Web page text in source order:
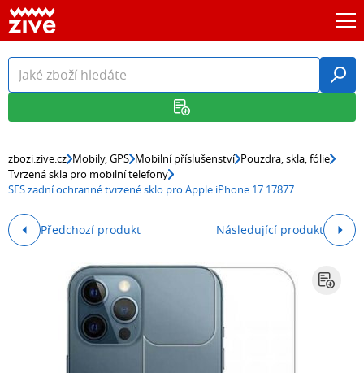
zbozi.zive.cz Mobily, GPS Mobilní příslušenství Pouzdra, skla, fólie
Tvrzená skla pro mobilní telefony
SES zadní ochranné tvrzené sklo pro Apple iPhone 17 17877
Předchozí produkt Následující produkt